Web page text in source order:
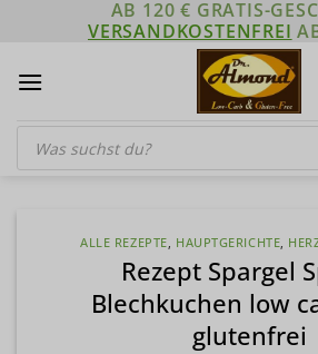
AB 120 € GRATIS-
VERSANDKOSTENFREI
Products
search
ALLE REZEPTE, HAUPTGERICHTE,
Rezept Spargel
Blechkuchen low
glutenfrei